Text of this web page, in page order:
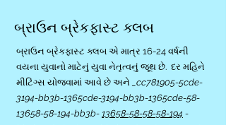
બ્રાઉન બ્રેકફાસ્ટ ક્લબ
બ્રાઉન બ્રેકફાસ્ટ ક્લબ એ માત્ર 16-24 વર્ષની
વયના યુવાનો માટેનું યુવા નેતૃત્વનું જૂથ છે. દર મહિને
મીટિંગ્સ યોજવામાં આવે છે અને
_cc781905-5cde-
3194-bb3b-1365cde-3194-bb3b-1365cde-58-
13658-58-194-bb3b- 13658-58-58-58-194 -